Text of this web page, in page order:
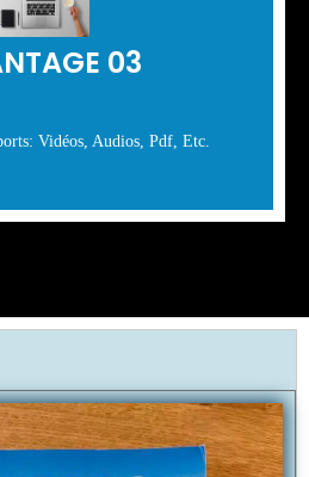
03
Vidéos, Audios, Pdf, Etc.